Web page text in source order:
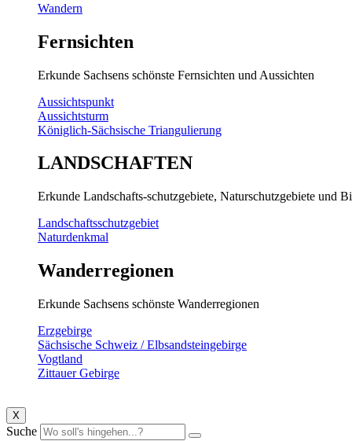
Wandern
Fernsichten
Erkunde Sachsens schönste Fernsichten und Aussichten
Aussichtspunkt
Aussichtsturm
Königlich-Sächsische Triangulierung
LANDSCHAFTEN
Erkunde Landschafts-schutzgebiete, Naturschutzgebiete und
Landschaftsschutzgebiet
Naturdenkmal
Wanderregionen
Erkunde Sachsens schönste Wanderregionen
Erzgebirge
Sächsische Schweiz / Elbsandsteingebirge
Vogtland
Zittauer Gebirge
X
Suche